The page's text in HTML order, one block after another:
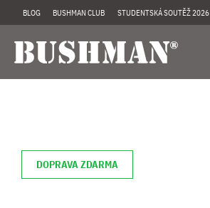
BLOG BUSHMAN CLUB STUDENTSKÁ SOUTĚŽ 2026
DOPRAVA ZDARMA